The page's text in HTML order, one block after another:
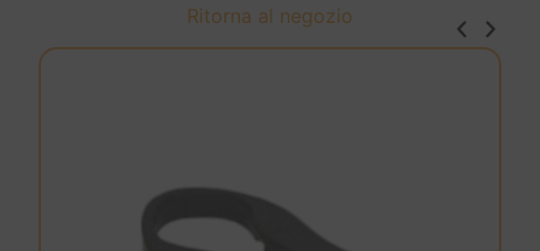
Ritorna al negozio